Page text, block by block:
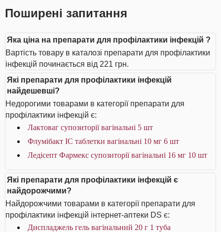
Поширені запитання
Яка ціна на препарати для профілактики інфекцій ?
Вартість товару в каталозі препарати для профілактики
інфекцій починається від 221 грн.
Які препарати для профілактики інфекцій
найдешевші?
Недорогими товарами в категорії препарати для
профілактики інфекцій є:
Лактоваг супозиторії вагінальні 5 шт
Флумібакт IC таблетки вагінальні 10 мг 6 шт
Ледісепт Фармекс супозиторії вагінальні 16 мг 10 шт
Які препарати для профілактики інфекцій є
найдорожчими?
Найдорожчими товарами в категорії препарати для
профілактики інфекцій інтернет-аптеки DS є:
Диспладжель гель вагінальний 20 г 1 туба